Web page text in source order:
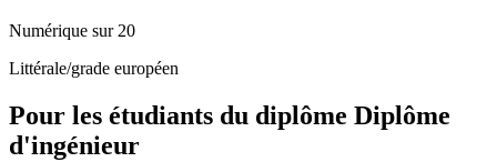
Numérique sur 20
Littérale/grade européen
Pour les étudiants du diplôme Diplôme
d'ingénieur